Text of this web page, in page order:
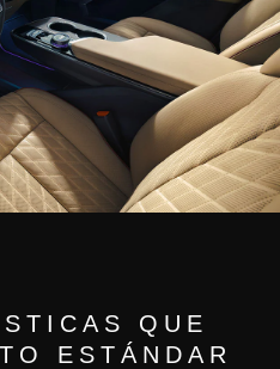
QUE
ESTÁNDAR